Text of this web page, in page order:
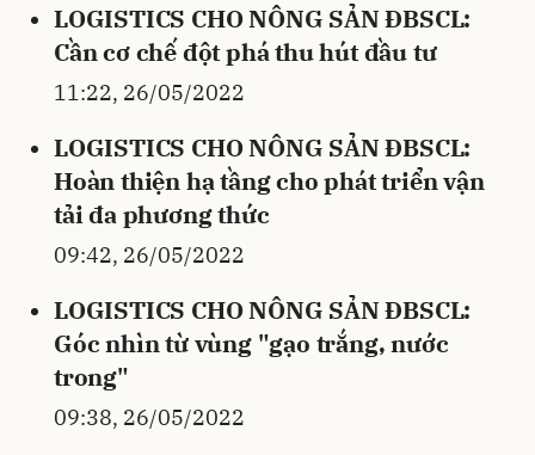
LOGISTICS CHO NÔNG SẢN ĐBSCL:
Cần cơ chế đột phá thu hút đầu tư
11:22, 26/05/2022
LOGISTICS CHO NÔNG SẢN ĐBSCL:
Hoàn thiện hạ tầng cho phát triển vận
tải đa phương thức
09:42, 26/05/2022
LOGISTICS CHO NÔNG SẢN ĐBSCL:
Góc nhìn từ vùng "gạo trắng, nước
trong"
09:38, 26/05/2022